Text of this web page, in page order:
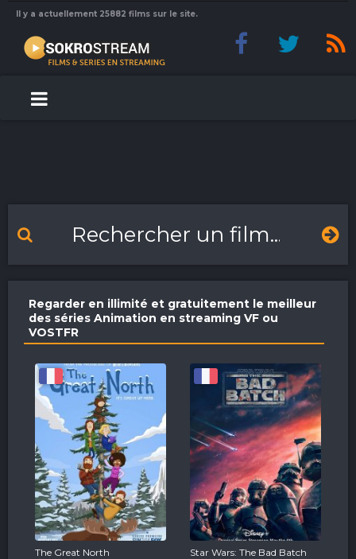
Il y a actuellement 25882 films sur le site.
Regarder en illimité et gratuitement le meilleur
des séries Animation en streaming VF ou
VOSTFR
The Great North Star Wars: The Bad Batch